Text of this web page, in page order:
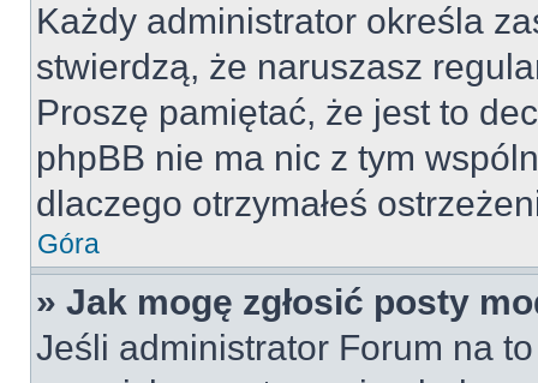
Każdy administrator określa
stwierdzą, że naruszasz
Proszę pamiętać, że jest to
phpBB nie ma nic z tym
dlaczego otrzymałeś
Góra
» Jak mogę zgłosić posty
Jeśli administrator Forum na